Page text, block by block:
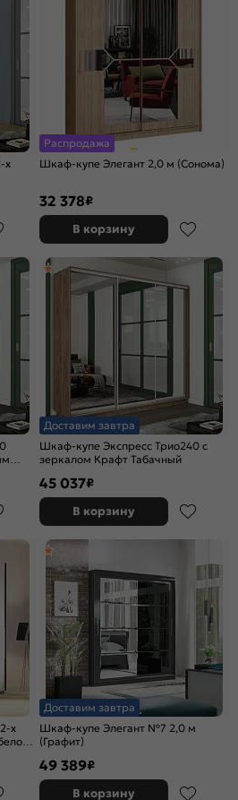
х
Распродажа
Шкаф-купе Элегант 2,0 м (Сонома)
32 378₽
В корзину
Доставим завтра
Шкаф-купе Экспресс Трио240 с
зеркалом Крафт Табачный
45 037₽
В корзину
х
Доставим завтра
Шкаф-купе Элегант №7 2,0 м
(Графит)
49 389₽
В корзину